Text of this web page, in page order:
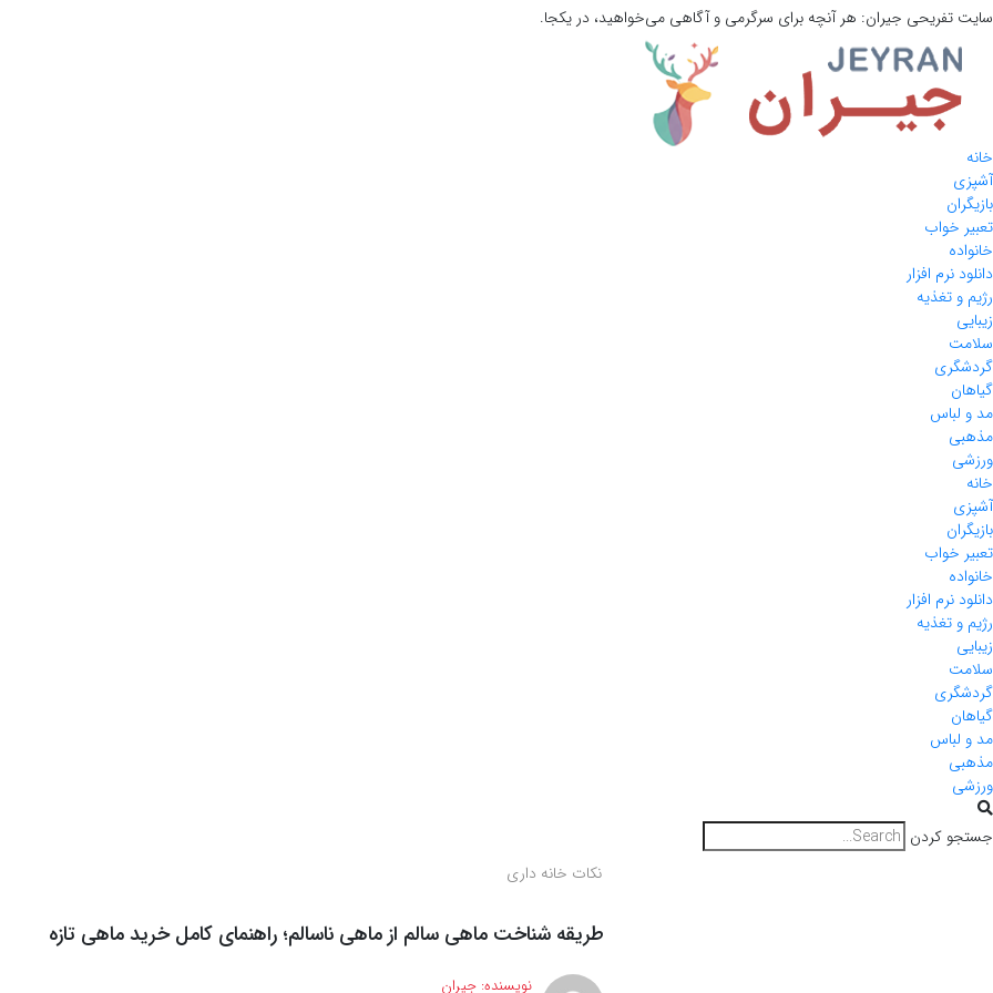
سایت تفریحی جیران: هر آنچه برای سرگرمی و آگاهی می‌خواهید، در یکجا.
خانه
آشپزی
بازیگران
تعبیر خواب
خانواده
دانلود نرم افزار
رژیم و تغذیه
زیبایی
سلامت
گردشگری
گیاهان
مد و لباس
مذهبی
ورزشی
خانه
آشپزی
بازیگران
تعبیر خواب
خانواده
دانلود نرم افزار
رژیم و تغذیه
زیبایی
سلامت
گردشگری
گیاهان
مد و لباس
مذهبی
ورزشی
جستجو کردن
نکات خانه داری
طریقه شناخت ماهی سالم از ماهی ناسالم؛ راهنمای کامل خرید ماهی تازه
نویسنده: جیران